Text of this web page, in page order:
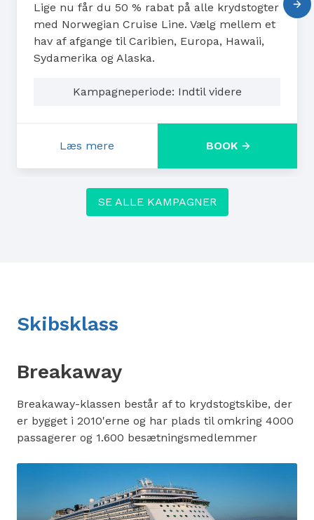
Lige nu får du 50 % rabat på alle krydstogter
med Norwegian Cruise Line. Vælg mellem et
hav af afgange til Caribien, Europa, Hawaii,
Sydamerika og Alaska.
Kampagneperiode: Indtil videre
Læs mere
: 50 % rabat på alle krydstogter med
BOOK
SE ALLE KAMPAGNER
Skibsklass
Breakaway
Breakaway-klassen består af to krydstogtskibe, der
er bygget i 2010'erne og har plads til omkring 4000
passagerer og 1.600 besætningsmedlemmer